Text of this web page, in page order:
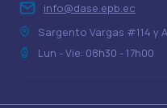
info@dase.epb.ec
Sargento Vargas #114 y
Lun - Vie: 08h30 - 17h00